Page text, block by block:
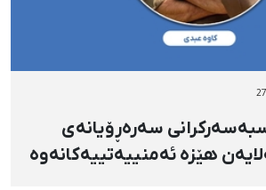
سەرەڕۆیانەی
هێزە ئەمنییەتییەکانەوە